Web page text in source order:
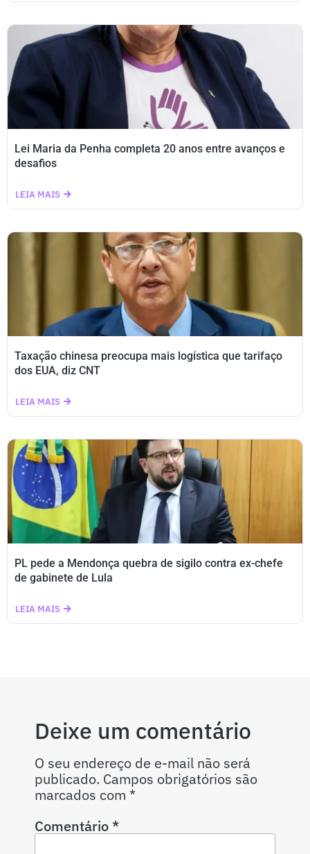
Lei Maria da Penha completa 20 anos entre avanços e
desafios
LEIA MAIS
Taxação chinesa preocupa mais logística que tarifaço
dos EUA, diz CNT
LEIA MAIS
PL pede a Mendonça quebra de sigilo contra ex-chefe
de gabinete de Lula
LEIA MAIS
Deixe um comentário
O seu endereço de e-mail não será
publicado. Campos obrigatórios são
marcados com *
Comentário*